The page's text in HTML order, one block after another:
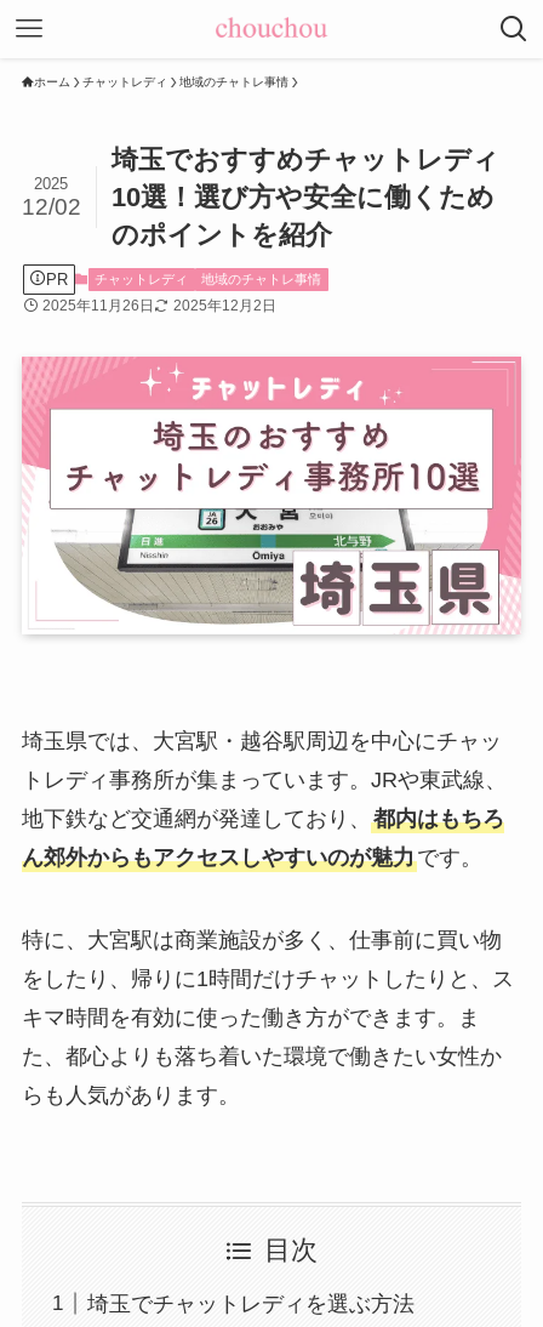
ホーム チャットレディ 地域のチャトレ事情
埼玉でおすすめチャットレディ
10選！選び方や安全に働くため
のポイントを紹介
2025
12/02
PR チャットレディ 地域のチャトレ事情
2025年11月26日 2025年12月2日
埼玉県では、大宮駅・越谷駅周辺を中心にチャッ
トレディ事務所が集まっています。JRや東武線、
地下鉄など交通網が発達しており、 都内はもちろ
ん郊外からもアクセスしやすいのが魅力です。
特に、大宮駅は商業施設が多く、仕事前に買い物
をしたり、帰りに1時間だけチャットしたりと、ス
キマ時間を有効に使った働き方ができます。ま
た、都心よりも落ち着いた環境で働きたい女性か
らも人気があります。
目次
埼玉でチャットレディを選ぶ方法